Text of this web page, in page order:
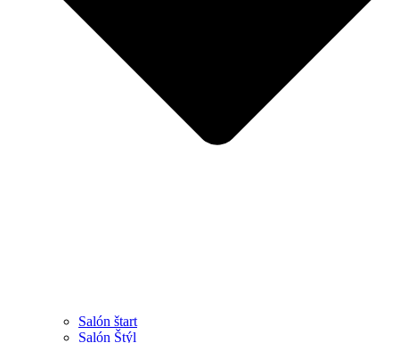
Salón štart
Salón Štýl